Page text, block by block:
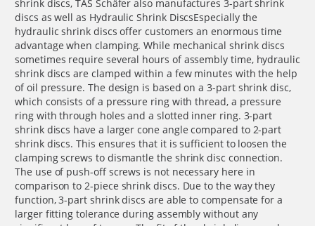
shrink discs, TAS Schäfer also manufactures 3-part shrink
discs as well as Hydraulic Shrink DiscsEspecially the
hydraulic shrink discs offer customers an enormous time
advantage when clamping. While mechanical shrink discs
sometimes require several hours of assembly time, hydraulic
shrink discs are clamped within a few minutes with the help
of oil pressure. The design is based on a 3-part shrink disc,
which consists of a pressure ring with thread, a pressure
ring with through holes and a slotted inner ring. 3-part
shrink discs have a larger cone angle compared to 2-part
shrink discs. This ensures that it is sufficient to loosen the
clamping screws to dismantle the shrink disc connection.
The use of push-off screws is not necessary here in
comparison to 2-piece shrink discs. Due to the way they
function, 3-part shrink discs are able to compensate for a
larger fitting tolerance during assembly without any